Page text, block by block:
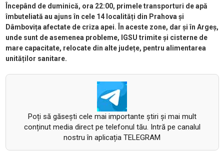
Începând de duminică, ora 22:00, primele transporturi de apă
îmbuteliată au ajuns în cele 14 localități din Prahova și
Dâmbovița afectate de criza apei. În aceste zone, dar și în Argeș,
unde sunt de asemenea probleme, IGSU trimite și cisterne de
mare capacitate, relocate din alte județe, pentru alimentarea
unităților sanitare.
Poți să găsești cele mai importante știri și mai mult
conținut media direct pe telefonul tău. Intră pe canalul
nostru în aplicația TELEGRAM